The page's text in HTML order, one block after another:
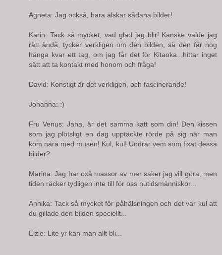
Agneta: Jag också, bara älskar sådana bilder!
Karin: Tack så mycket, vad glad jag blir! Kanske valde jag
rätt ändå, tycker verkligen om den bilden, så den får nog
hänga kvar ett tag, om jag får det för Kitaoka...hittar inget
sätt att ta kontakt med honom och fråga!
David: Konstigt är det verkligen, och fascinerande!
Johanna: :)
Fru Venus: Jaha, är det samma katt som din! Den kissen
som jag plötsligt en dag upptäckte rörde på sig när man
kom nära med musen! Kul, kul! Undrar vem som fixat dessa
bilder?
Marina: Jag har oxå massor av mer saker jag vill göra, men
tiden räcker tydligen inte till för oss nutidsmänniskor...
Annika: Tack så mycket för påhälsningen och det var kul att
du gillade den bilden speciellt...
Elzie: Lite yr kan man allt bli...